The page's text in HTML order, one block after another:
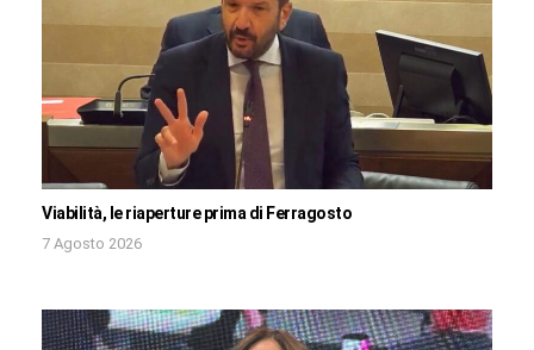
Viabilità, le riaperture prima di Ferragosto
7 Agosto 2026